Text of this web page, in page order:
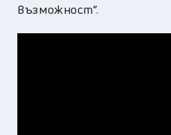
възможност“.